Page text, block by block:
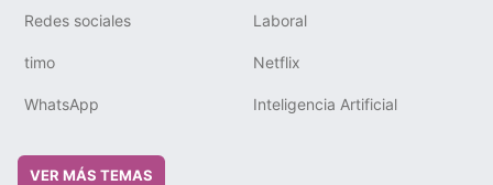
Redes sociales Laboral
timo Netflix
WhatsApp Inteligencia Artificial
VER MÁS TEMAS